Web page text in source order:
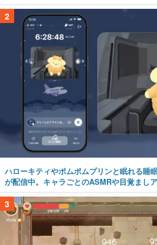
2
ハローキティやポムポムプリンと眠れる睡
が配信中。キャラごとのASMRや目覚まし
3